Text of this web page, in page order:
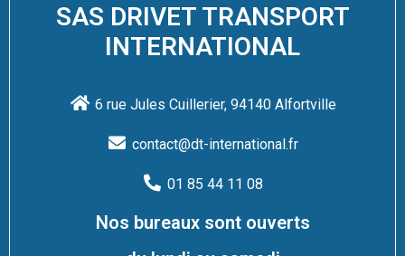
SAS DRIVET TRANSPORT
INTERNATIONAL
6 rue Jules Cuillerier, 94140 Alfortville
contact@dt-international.fr
01 85 44 11 08
Nos bureaux sont ouverts